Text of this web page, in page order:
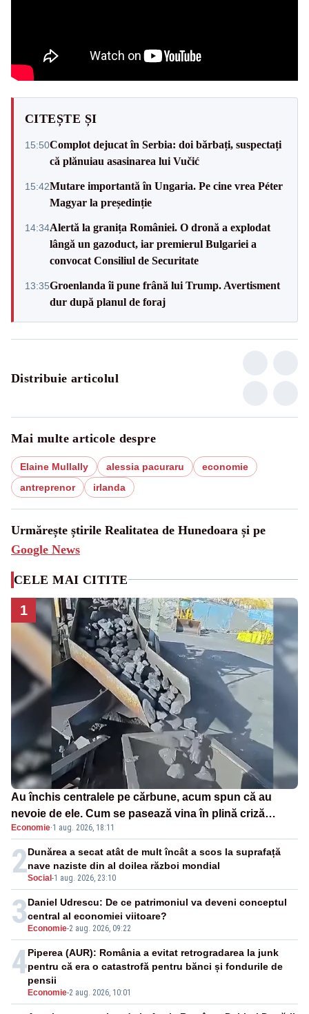
CITEȘTE ȘI
15:50Complot dejucat în Serbia: doi bărbați, suspectați
că plănuiau asasinarea lui Vučić
15:42Mutare importantă în Ungaria. Pe cine vrea Péter
Magyar la președinție
14:34Alertă la granița României. O dronă a explodat
lângă un gazoduct, iar premierul Bulgariei a
convocat Consiliul de Securitate
13:35Groenlanda îi pune frână lui Trump. Avertisment
dur după planul de foraj
Distribuie articolul
Mai multe articole despre
Elaine Mullally alessia pacuraru
economie
antreprenor
irlanda
Urmărește știrile Realitatea de Hunedoara și pe
Google News
CELE MAI CITITE
1
Au închis centralele pe cărbune, acum spun că au
nevoie de ele. Cum se pasează vina în plină criză
energetică
Economie·1 aug. 2026, 18:11
2Social -1 aug. 2026, 23:10
Dunărea a secat atât de mult încât a scos la suprafață
nave naziste din al doilea război mondial
3 Economie-2 aug. 2026, 09:22
Daniel Udrescu: De ce patrimoniul va deveni conceptul
central al economiei viitoare?
4
Economie-2 aug. 2026, 10:01
Piperea (AUR): România a evitat retrogradarea la junk
pentru că era o catastrofă pentru bănci și fondurile de
pensii